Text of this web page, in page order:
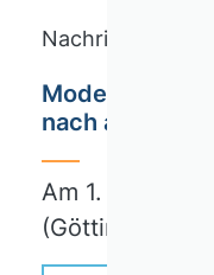
Nachrichten
Moderne BWL:
nach außen.
Am 1. Januar
(Göttingen)…